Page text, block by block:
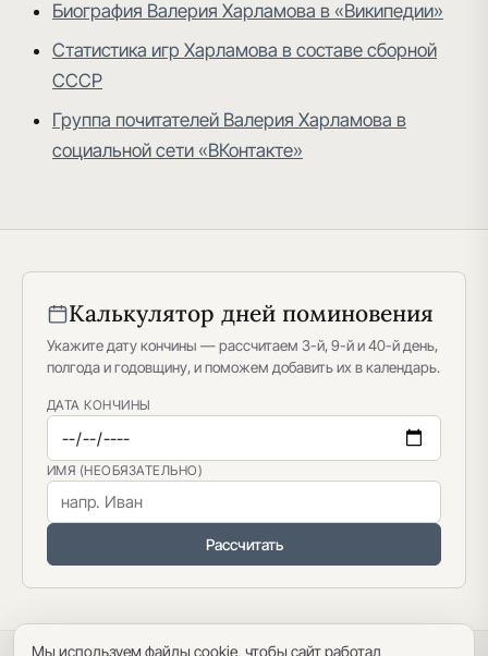
Биография Валерия Харламова в «Википедии»
Статистика игр Харламова в составе сборной
СССР
Группа почитателей Валерия Харламова в
социальной сети «ВКонтакте»
Калькулятор дней поминовения
Укажите дату кончины — рассчитаем 3-й, 9-й и 40-й день,
полгода и годовщину, и поможем добавить их в календарь.
ДАТА КОНЧИНЫ
ИМЯ (НЕОБЯЗАТЕЛЬНО)
Рассчитать
Мы используем файлы cookie, чтобы сайт работал